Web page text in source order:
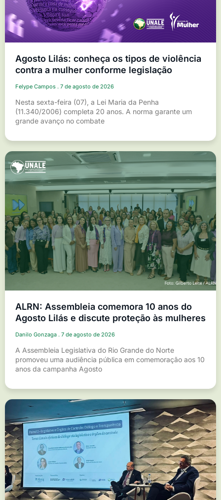
Agosto Lilás: conheça os tipos de violência
contra a mulher conforme legislação
Felype Campos 7 de agosto de 2026
Nesta sexta-feira (07), a Lei Maria da Penha
(11.340/2006) completa 20 anos. A norma garante um
grande avanço no combate
ALRN: Assembleia comemora 10 anos do
Agosto Lilás e discute proteção às mulheres
Danilo Gonzaga 7 de agosto de 2026
A Assembleia Legislativa do Rio Grande do Norte
promoveu uma audiência pública em comemoração aos 10
anos da campanha Agosto